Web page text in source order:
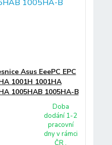
Asus EeePC EPC
1001H 1001HA
1005HAB 1005HA-B
Doba
dodání 1-2
pracovní
dny v rámci
ČR ,